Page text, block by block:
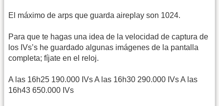
El máximo de arps que guarda aireplay son 1024.
Para que te hagas una idea de la velocidad de captura de
los IVs’s he guardado algunas imágenes de la pantalla
completa; fíjate en el reloj.
A las 16h25 190.000 IVs A las 16h30 290.000 IVs A las
16h43 650.000 IVs